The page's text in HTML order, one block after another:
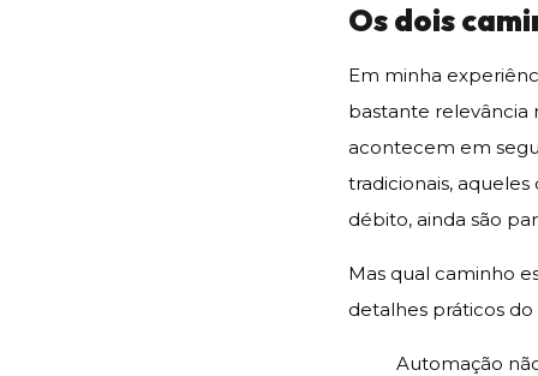
Os dois
Em minha
bastante relevância
acontecem em
tradicionais,
débito, ainda são
Mas qual caminho
detalhes práticos do
Automação